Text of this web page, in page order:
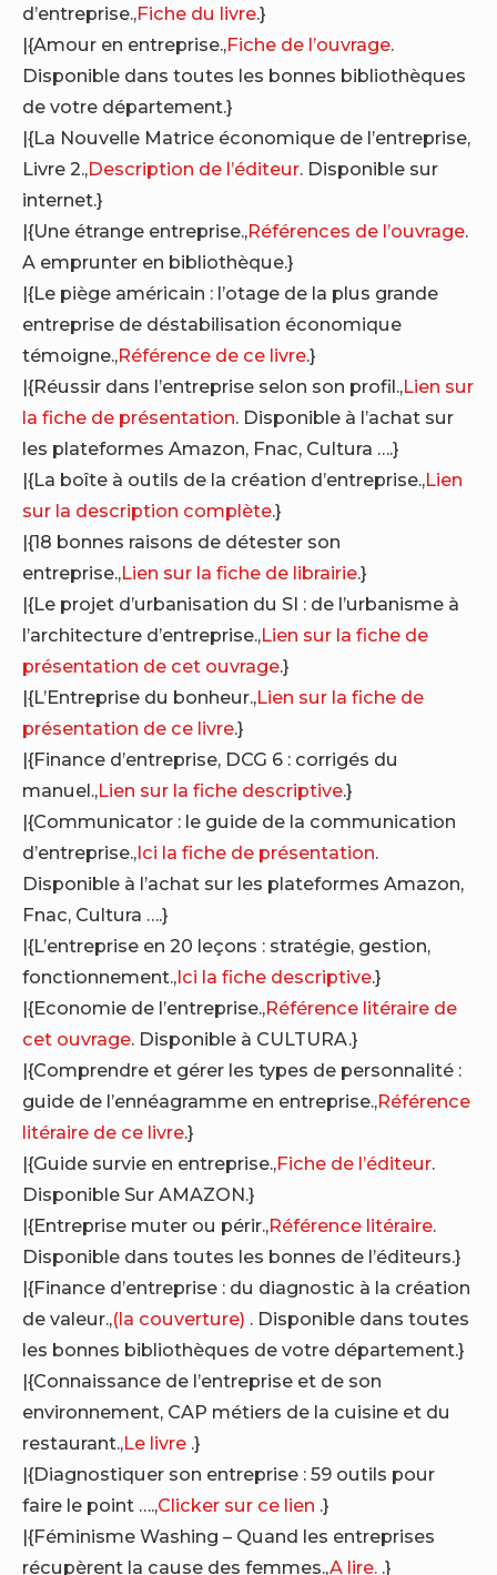
d’entreprise.,Fiche du livre.}
|{Amour en entreprise.,Fiche de l’ouvrage.
Disponible dans toutes les bonnes bibliothèques
de votre département.}
|{La Nouvelle Matrice économique de l’entreprise,
Livre 2.,Description de l’éditeur. Disponible sur
internet.}
|{Une étrange entreprise.,Références de l’ouvrage.
A emprunter en bibliothèque.}
|{Le piège américain : l’otage de la plus grande
entreprise de déstabilisation économique
témoigne.,Référence de ce livre.}
|{Réussir dans l’entreprise selon son profil.,Lien sur
la fiche de présentation. Disponible à l’achat sur
les plateformes Amazon, Fnac, Cultura ….}
|{La boîte à outils de la création d’entreprise.,Lien
sur la description complète.}
|{18 bonnes raisons de détester son
entreprise.,Lien sur la fiche de librairie.}
|{Le projet d’urbanisation du SI : de l’urbanisme à
l’architecture d’entreprise.,Lien sur la fiche de
présentation de cet ouvrage.}
|{L’Entreprise du bonheur.,Lien sur la fiche de
présentation de ce livre.}
|{Finance d’entreprise, DCG 6 : corrigés du
manuel.,Lien sur la fiche descriptive.}
|{Communicator : le guide de la communication
d’entreprise.,Ici la fiche de présentation.
Disponible à l’achat sur les plateformes Amazon,
Fnac, Cultura ….}
|{L’entreprise en 20 leçons : stratégie, gestion,
fonctionnement.,Ici la fiche descriptive.}
|{Economie de l’entreprise.,Référence litéraire de
cet ouvrage. Disponible à CULTURA.}
|{Comprendre et gérer les types de personnalité :
guide de l’ennéagramme en entreprise.,Référence
litéraire de ce livre.}
|{Guide survie en entreprise.,Fiche de l’éditeur.
Disponible Sur AMAZON.}
|{Entreprise muter ou périr.,Référence litéraire.
Disponible dans toutes les bonnes de l’éditeurs.}
|{Finance d’entreprise : du diagnostic à la création
de valeur.,(la couverture) . Disponible dans toutes
les bonnes bibliothèques de votre département.}
|{Connaissance de l’entreprise et de son
environnement, CAP métiers de la cuisine et du
restaurant.,Le livre .}
|{Diagnostiquer son entreprise : 59 outils pour
faire le point ….,Clicker sur ce lien .}
|{Féminisme Washing – Quand les entreprises
récupèrent la cause des femmes.,A lire. .}